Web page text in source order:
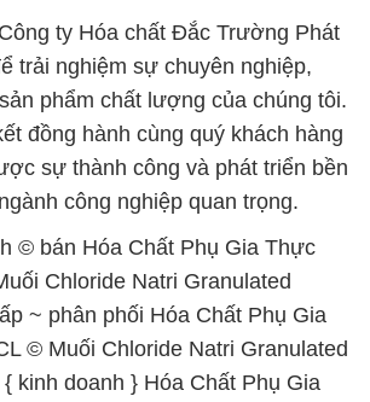
ty Hóa chất Đắc Trường Phát
trải nghiệm sự chuyên nghiệp,
phẩm chất lượng của chúng tôi.
đồng hành cùng quý khách hàng
sự thành công và phát triển bền
công nghiệp quan trọng.
© bán Hóa Chất Phụ Gia Thực
Chloride Natri Granulated
~ phân phối Hóa Chất Phụ Gia
© Muối Chloride Natri Granulated
kinh doanh } Hóa Chất Phụ Gia